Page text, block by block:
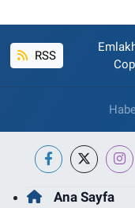
RSS
Ana Sayfa